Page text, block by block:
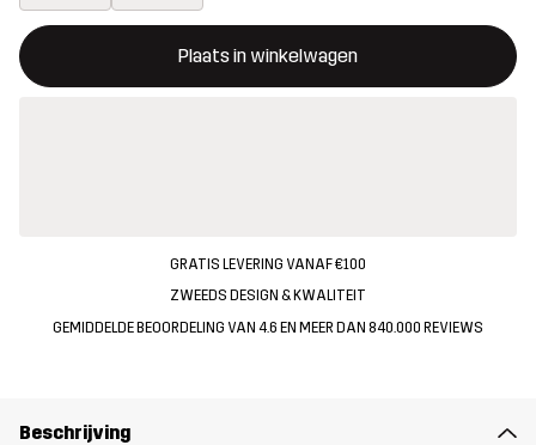
Plaats in winkelwagen
Deze knop opent een modal met de bevestiging van een
{{size}} niet beschikbaar
GRATIS LEVERING VANAF €100
ZWEEDS DESIGN & KWALITEIT
GEMIDDELDE BEOORDELING VAN 4.6 EN MEER DAN 840.000 REVIEWS
Beschrijving